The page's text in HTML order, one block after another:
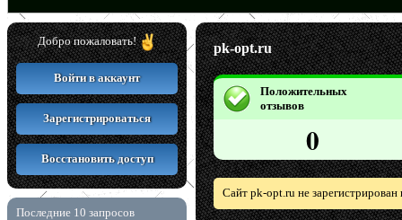
Добро пожаловать!
Войти в аккаунт
Зарегистрироваться
Восстановить доступ
Последние 10 запросов
pk-opt.ru
Положительных
отзывов
0
Сайт pk-opt.ru не